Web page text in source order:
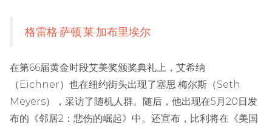
格雷格·萨顿·莱·加布里埃尔
在第66届黄金时段艾美奖颁奖典礼上，艾希纳
（Eichner）也在纽约街头出现了塞思·梅尔斯（Seth
Meyers），采访了随机人群。随后，他出现在5月20日发
布的《邻居2：悲伤的崛起》中。还宣布，比利将在《美国